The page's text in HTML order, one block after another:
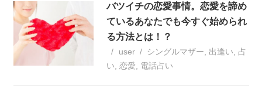
バツイチの恋愛事情。恋愛を諦め
ているあなたでも今すぐ始められ
る方法とは！？
user シングルマザー 出逢い
占
い ,恋愛 電話占い